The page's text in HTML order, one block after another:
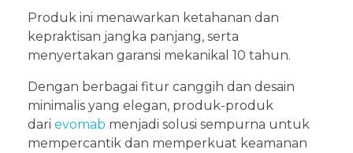
Produk ini menawarkan ketahanan dan
kepraktisan jangka panjang, serta
menyertakan garansi mekanikal 10 tahun.
Dengan berbagai fitur canggih dan desain
minimalis yang elegan, produk-produk
dari evomab menjadi solusi sempurna untuk
mempercantik dan memperkuat keamanan